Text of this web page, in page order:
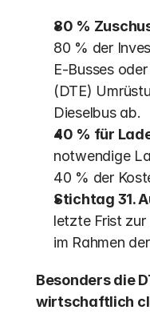
80 %
80 % der
E-Busses
(DTE)
Dieselbus ab.
40 % für
notwendige
40 % der
Stichtag 31.
letzte Frist zur
im Rahmen
Besonders die
wirtschaftlich